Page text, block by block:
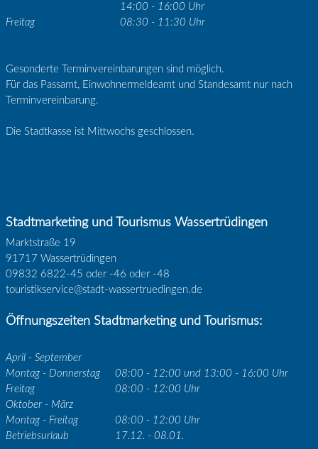
14:00 - 16:00 Uhr
Freitag
08:30 - 11:30 Uhr
Gesonderte Terminvereinbarungen sind möglich.
Für das Passamt, Einwohnermeldeamt und Standesamt nur nach
Terminvereinbarung.
Die Stadtkasse ist Mittwochs geschlossen.
Stadtmarketing und Tourismus Wassertrüdingen
Marktstraße 19
91717 Wassertrüdingen
09832 6822-45 oder -46 oder -48
touristikservice@stadt-wassertruedingen.de
Öffnungszeiten Stadtmarketing und Tourismus:
April - September
Montag - Donnerstag
08:00 - 12:00 und 13:00 - 16:00 Uhr
Freitag
08:00 - 12:00 Uhr
Oktober - März
Montag - Freitag
08:00 - 12:00 Uhr
Betriebsurlaub
17.12. - 08.01.